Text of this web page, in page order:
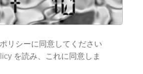
リシーに同意してください
を読み、これに同意しま